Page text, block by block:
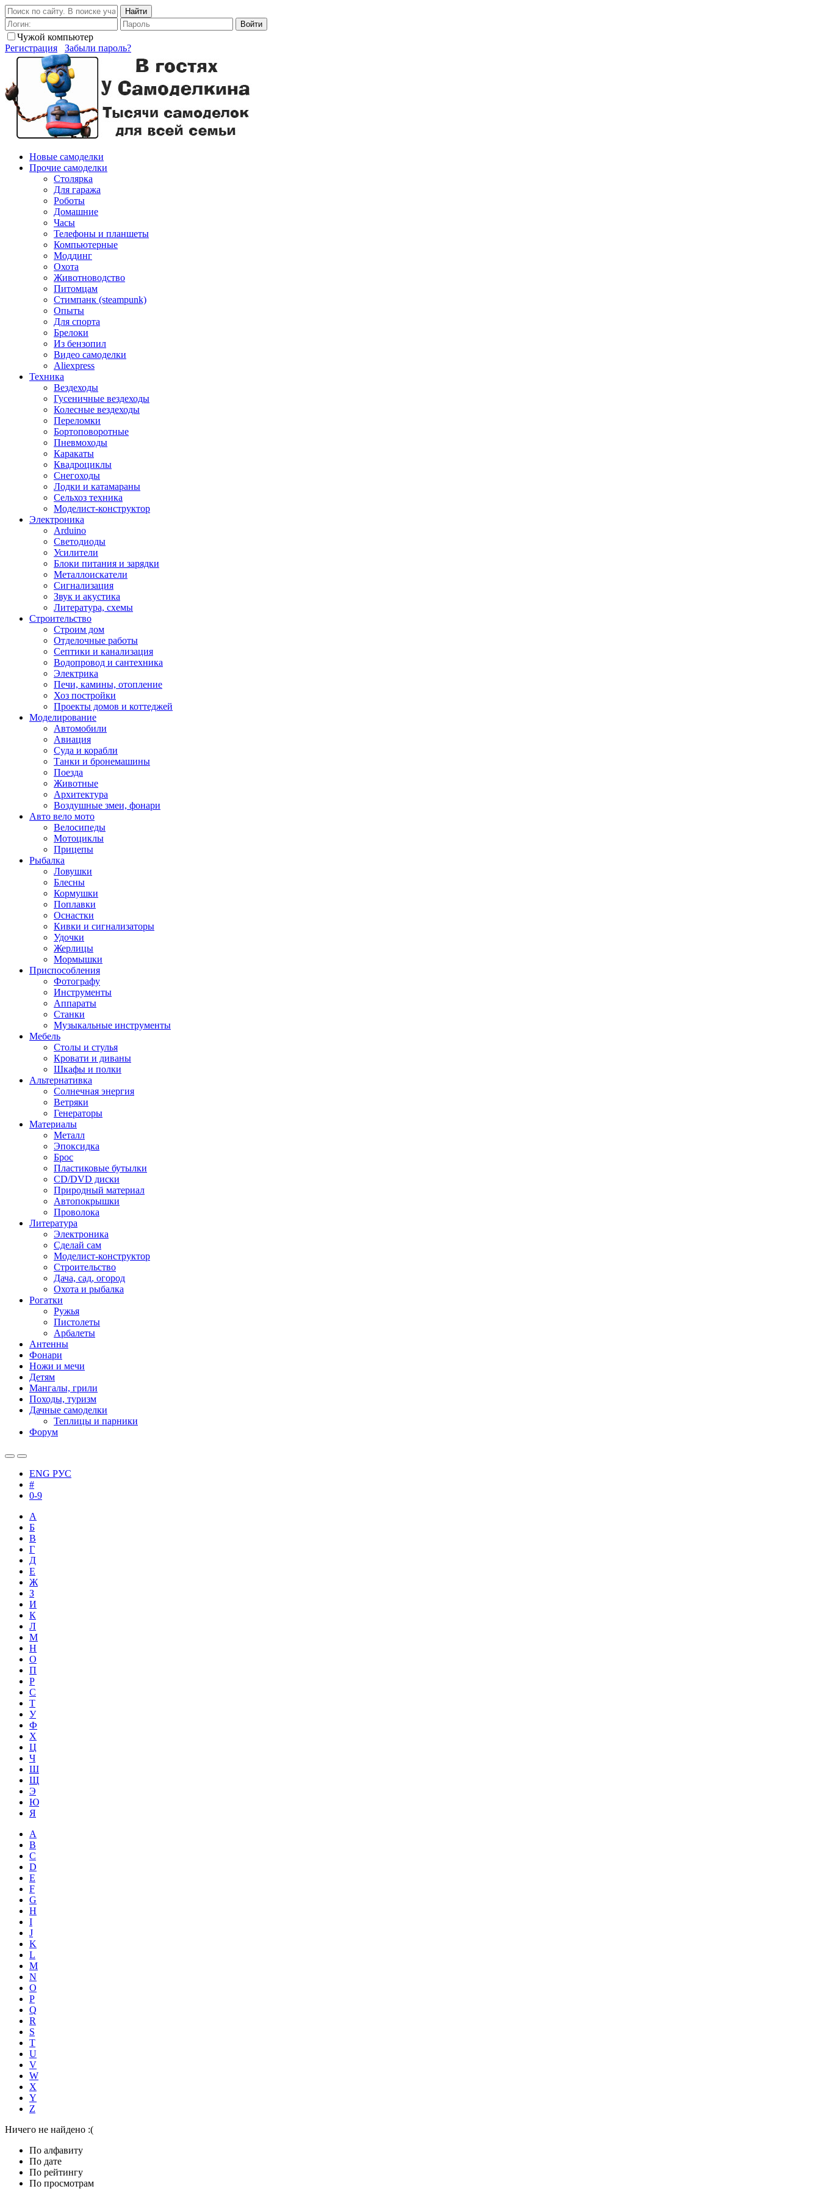
Найти
Войти
Чужой компьютер
Регистрация
Забыли пароль?
Новые самоделки
Прочие самоделки
Столярка
Для гаража
Роботы
Домашние
Часы
Телефоны и планшеты
Компьютерные
Моддинг
Охота
Животноводство
Питомцам
Стимпанк (steampunk)
Опыты
Для спорта
Брелоки
Из бензопил
Видео самоделки
Aliexpress
Техника
Вездеходы
Гусеничные вездеходы
Колесные вездеходы
Переломки
Бортоповоротные
Пневмоходы
Каракаты
Квадроциклы
Снегоходы
Лодки и катамараны
Сельхоз техника
Моделист-конструктор
Электроника
Arduino
Светодиоды
Усилители
Блоки питания и зарядки
Металлоискатели
Сигнализация
Звук и акустика
Литература, схемы
Строительство
Строим дом
Отделочные работы
Септики и канализация
Водопровод и сантехника
Электрика
Печи, камины, отопление
Хоз постройки
Проекты домов и коттеджей
Моделирование
Автомобили
Авиация
Суда и корабли
Танки и бронемашины
Поезда
Животные
Архитектура
Воздушные змеи, фонари
Авто вело мото
Велосипеды
Мотоциклы
Прицепы
Рыбалка
Ловушки
Блесны
Кормушки
Поплавки
Оснастки
Кивки и сигнализаторы
Удочки
Жерлицы
Мормышки
Приспособления
Фотографу
Инструменты
Аппараты
Станки
Музыкальные инструменты
Мебель
Столы и стулья
Кровати и диваны
Шкафы и полки
Альтернативка
Солнечная энергия
Ветряки
Генераторы
Материалы
Металл
Эпоксидка
Брос
Пластиковые бутылки
CD/DVD диски
Природный материал
Автопокрышки
Проволока
Литература
Электроника
Сделай сам
Моделист-конструктор
Строительство
Дача, сад, огород
Охота и рыбалка
Рогатки
Ружья
Пистолеты
Арбалеты
Антенны
Фонари
Ножи и мечи
Детям
Мангалы, грили
Походы, туризм
Дачные самоделки
Теплицы и парники
Форум
ENG РУС
#
0-9
А
Б
В
Г
Д
Е
Ж
З
И
К
Л
М
Н
О
П
Р
С
Т
У
Ф
Х
Ц
Ч
Ш
Щ
Э
Ю
Я
A
B
C
D
E
F
G
H
I
J
K
L
M
N
O
P
Q
R
S
T
U
V
W
X
Y
Z
Ничего не найдено :(
По алфавиту
По дате
По рейтингу
По просмотрам